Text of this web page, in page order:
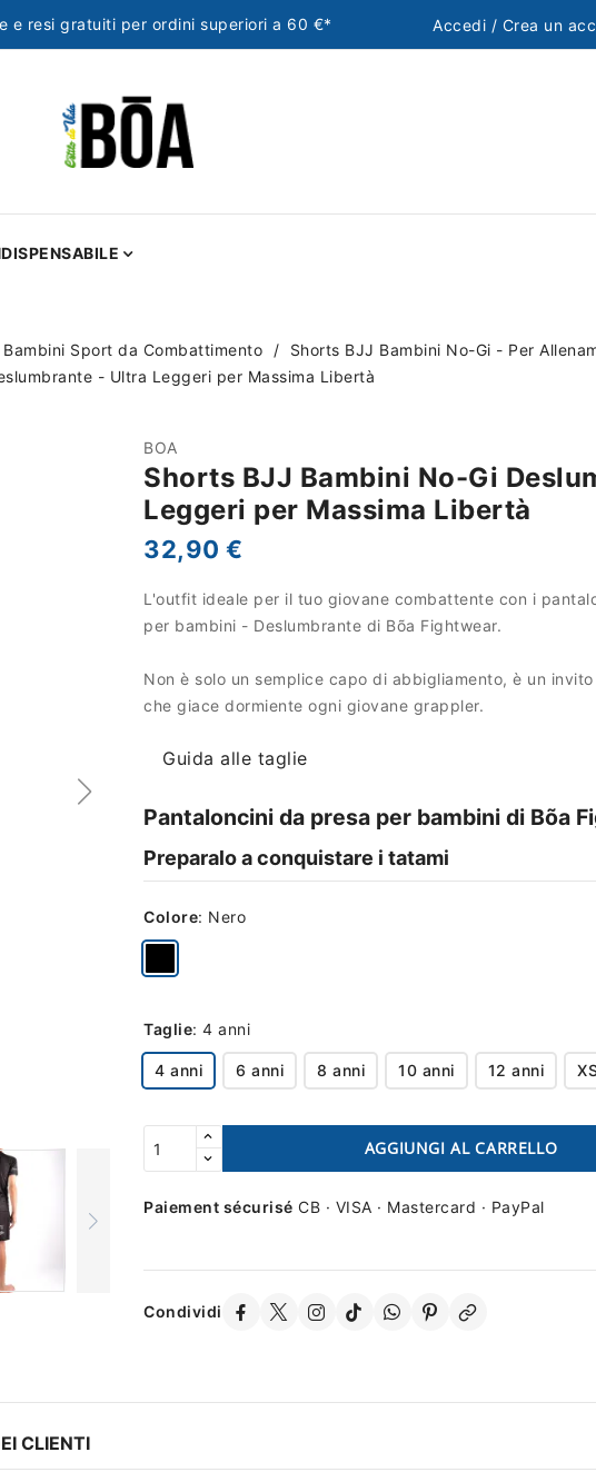
e resi gratuiti per ordini superiori a 60 €* Accedi / Crea un
Sport da Combattimento Shorts BJJ Bambini No-Gi - Per
- Ultra Leggeri per Massima Libertà
BOA
Shorts BJJ Bambini No-Gi
Leggeri per Massima Libertà
32,90 €
L'outfit ideale per il tuo giovane combattente con i
per bambini - Deslumbrante di Bõa Fightwear.
Non è solo un semplice capo di abbigliamento, è un
che giace dormiente ogni giovane grappler.
Guida alle taglie
Pantaloncini da presa per bambini di Bõa
Preparalo a conquistare i tatami
Colore: Nero
Taglie: 4 anni
4 anni 6 anni 8 anni 10 anni 12 anni
AGGIUNGI AL CARRELLO
Paiement sécurisé CB · VISA · Mastercard · PayPal
Condividi
CLIENTI